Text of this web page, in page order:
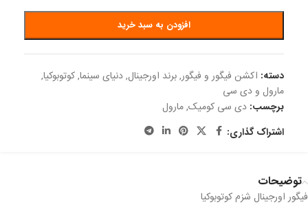
افزودن به سبد خرید
دسته: اکشن فیگور و فیگور,برند اورجینال,دنیای سینما,کوتوبوکیا,
مارول و دی سی
برچسب: دی سی کومیک,مارول
اشتراک گذاری:
توضیحات
فیگور اورجینال شزم کوتوبوکیا